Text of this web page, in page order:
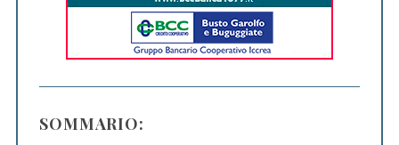
SOMMARIO: